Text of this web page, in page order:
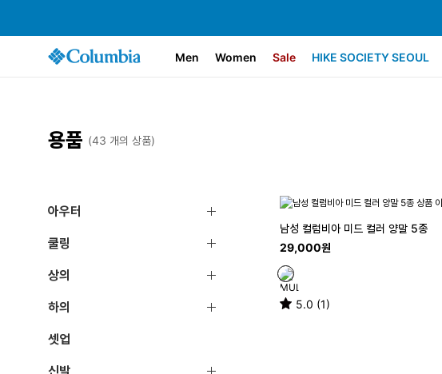
Men Women Sale HIKE SOCIETY SEOUL
용품 (43 개의 상품)
아우터
쿨링
상의
하의
셋업
신발
남성 컬럼비아 미드 컬러 양말 5종
29,000원
5.0 (1)